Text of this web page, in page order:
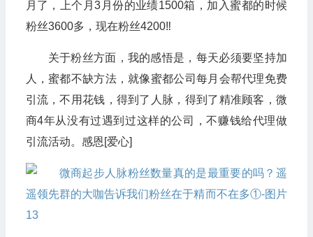
月了，上个月3月份的业绩1500箱，加入蜜都的时候
粉丝3600多，现在粉丝4200‼️
关于粉丝方面，我的感悟是，每天必须要坚持加
人，蜜都不缺方法，就像蜜都公司每月会帮代理免费
引流，不用花钱，得到了人脉，得到了精准顾客，微
商4年从没有过遇到过这样的公司，不赚钱给代理做
引流活动。感恩[爱心]